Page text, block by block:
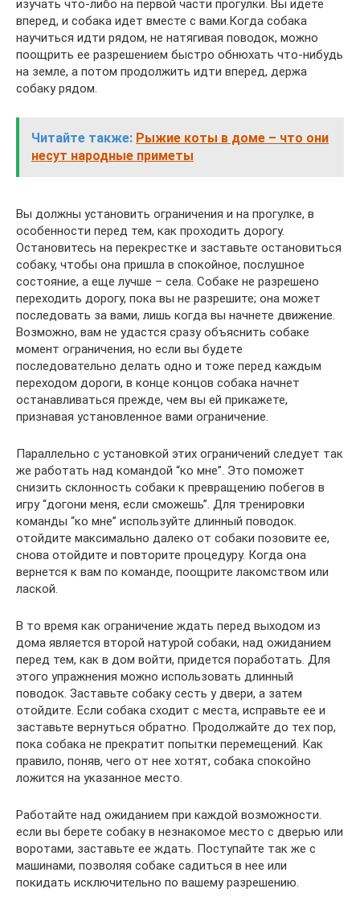
изучать что-либо на первой части прогулки. Вы идете
вперед, и собака идет вместе с вами.Когда собака
научиться идти рядом, не натягивая поводок, можно
поощрить ее разрешением быстро обнюхать что-нибудь
на земле, а потом продолжить идти вперед, держа
собаку рядом.
Читайте также: Рыжие коты в доме – что они
несут народные приметы
Вы должны установить ограничения и на прогулке, в
особенности перед тем, как проходить дорогу.
Остановитесь на перекрестке и заставьте остановиться
собаку, чтобы она пришла в спокойное, послушное
состояние, а еще лучше – села. Собаке не разрешено
переходить дорогу, пока вы не разрешите; она может
последовать за вами, лишь когда вы начнете движение.
Возможно, вам не удастся сразу объяснить собаке
момент ограничения, но если вы будете
последовательно делать одно и тоже перед каждым
переходом дороги, в конце концов собака начнет
останавливаться прежде, чем вы ей прикажете,
признавая установленное вами ограничение.
Параллельно с установкой этих ограничений следует так
же работать над командой “ко мне”. Это поможет
снизить склонность собаки к превращению побегов в
игру “догони меня, если сможешь”. Для тренировки
команды “ко мне” используйте длинный поводок.
отойдите максимально далеко от собаки позовите ее,
снова отойдите и повторите процедуру. Когда она
вернется к вам по команде, поощрите лакомством или
лаской.
В то время как ограничение ждать перед выходом из
дома является второй натурой собаки, над ожиданием
перед тем, как в дом войти, придется поработать. Для
этого упражнения можно использовать длинный
поводок. Заставьте собаку сесть у двери, а затем
отойдите. Если собака сходит с места, исправьте ее и
заставьте вернуться обратно. Продолжайте до тех пор,
пока собака не прекратит попытки перемещений. Как
правило, поняв, чего от нее хотят, собака спокойно
ложится на указанное место.
Работайте над ожиданием при каждой возможности.
если вы берете собаку в незнакомое место с дверью или
воротами, заставьте ее ждать. Поступайте так же с
машинами, позволяя собаке садиться в нее или
покидать исключительно по вашему разрешению.